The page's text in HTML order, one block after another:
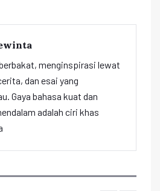
menginspirasi lewat
dan esai yang
Gaya bahasa kuat dan
adalah ciri khas